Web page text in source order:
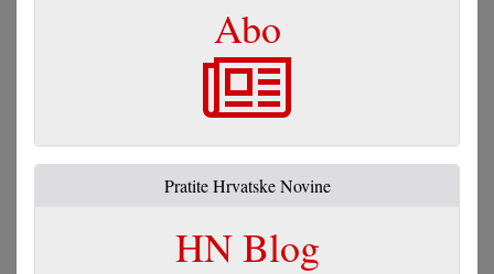
Abo
Pratite Hrvatske Novine
HN Blog